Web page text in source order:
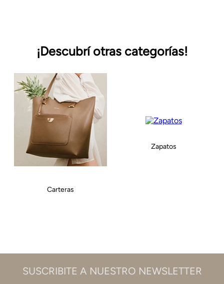
¡Descubrí otras categorías!
Carteras
Zapatos
SUSCRIBITE A NUESTRO NEWSLETTER